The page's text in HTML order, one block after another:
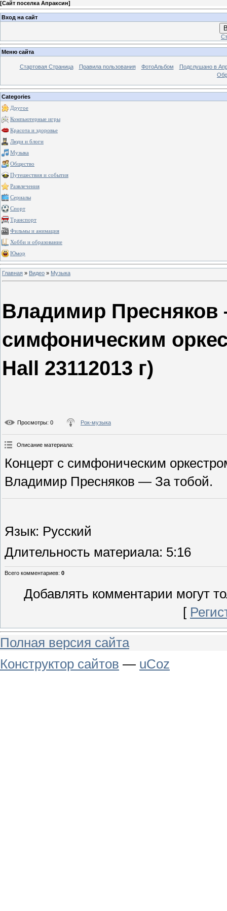
[Сайт поселка Апраксин]
Вход на сайт
Меню сайта
Стартовая Страница Правила пользования ФотоАльбом
Подслушано в
Categories
Другое
Компьютерные игры
Красота и здоровье
Люди и блоги
Музыка
Общество
Путешествия и события
Развлечения
Сериалы
Спорт
Транспорт
Фильмы и анимация
Хобби и образование
Юмор
Главная » Видео » Музыка
Владимир
симфоническим
Hall 23112013 г)
Просмотры: 0 Рок-музыка
Описание материала:
Концерт с симфоническим
Владимир Пресняков — За тобой.
Язык: Русский
Длительность материала: 5:16
Всего комментариев: 0
Добавлять комментарии могут
[
Полная версия сайта
Конструктор сайтов — uCoz